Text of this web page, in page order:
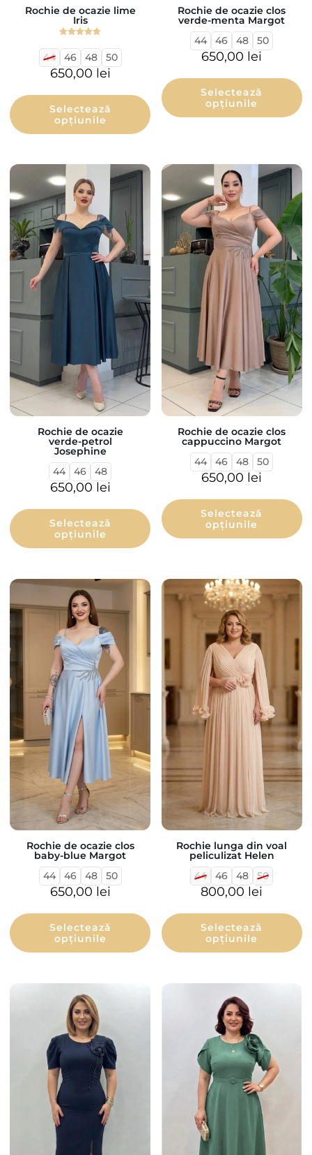
Rochie de ocazie lime
Iris
5.00
din 5
44 46 48 50
650,00 lei
Selectează
opțiunile
Rochie de ocazie clos
verde-menta Margot
44
46 48 50
650,00 lei
Selectează
opțiunile
Rochie de ocazie
verde-petrol
Josephine
44
46 48
650,00 lei
Selectează
opțiunile
Rochie de ocazie clos
cappuccino Margot
44
46 48 50
650,00 lei
Selectează
opțiunile
Rochie de ocazie clos
baby-blue Margot
44
46 48 50
650,00 lei
Selectează
opțiunile
Rochie lunga din voal
peliculizat Helen
44
46 48 50
800,00 lei
Selectează
opțiunile